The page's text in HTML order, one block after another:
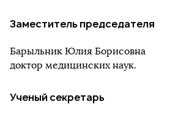
Заместитель председателя
Барыльник Юлия Борисовна
доктор медицинских наук.
Ученый секретарь